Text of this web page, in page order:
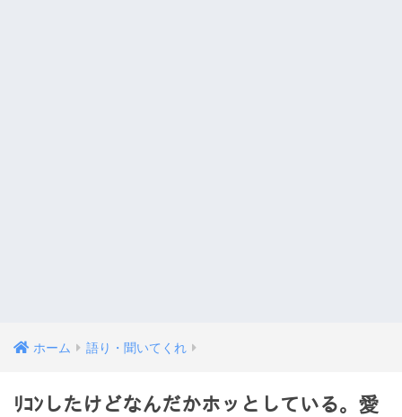
ホーム 語り・聞いてくれ
ﾘｺﾝしたけどなんだかホッとしている。愛